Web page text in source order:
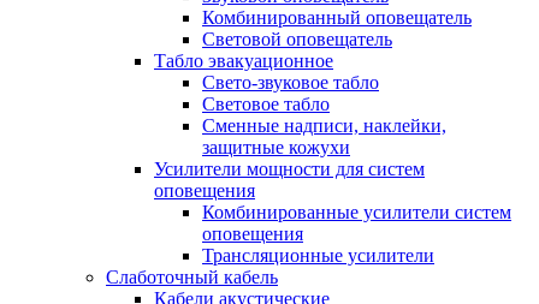
Комбинированный оповещатель
Световой оповещатель
Табло эвакуационное
Свето-звуковое табло
Световое табло
Сменные надписи, наклейки,
защитные кожухи
Усилители мощности для систем
оповещения
Комбинированные усилители систем
оповещения
Трансляционные усилители
Слаботочный кабель
Кабели акустические